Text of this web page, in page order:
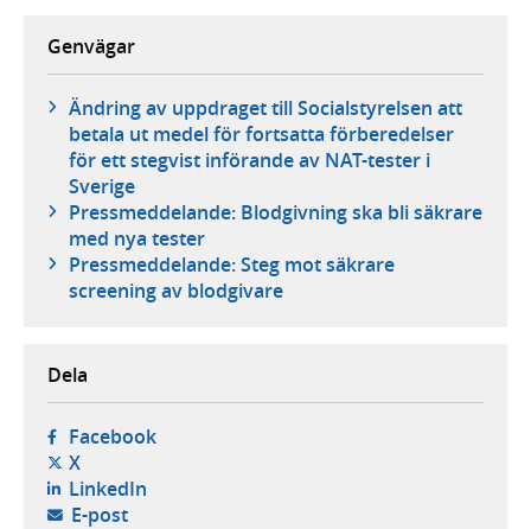
Genvägar
Ändring av uppdraget till Socialstyrelsen att
betala ut medel för fortsatta förberedelser
för ett stegvist införande av NAT-tester i
Sverige
Pressmeddelande: Blodgivning ska bli säkrare
med nya tester
Pressmeddelande: Steg mot säkrare
screening av blodgivare
Dela
Facebook- öppnas i ny flik, extern webbplats,
X- öppnas i ny flik, extern webbplats,
LinkedIn- öppnas i ny flik, extern webbplats,
E-post- öppnar din e-postklient,